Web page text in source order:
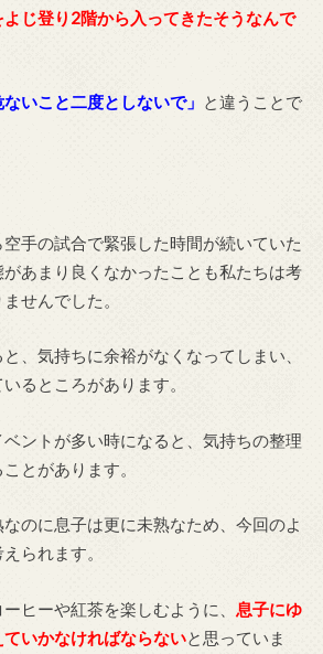
じ登り2階から入ってきたそうなんで
いこと二度としないで」 と違うことで
手の試合で緊張した時間が続いていた
あまり良くなかったことも私たちは考
せんでした。
、気持ちに余裕がなくなってしまい、
るところがあります。
ントが多い時になると、気持ちの整理
とがあります。
のに息子は更に未熟なため、今回のよ
られます。
ヒーや紅茶を楽しむように、 息子にゆ
いかなければならないと思っていま